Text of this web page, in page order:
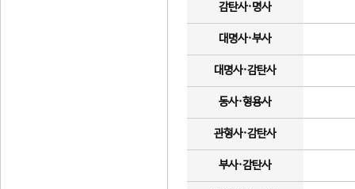
감탄사·명사
대명사·부사
대명사·감탄사
동사·형용사
관형사·감탄사
부사·감탄사